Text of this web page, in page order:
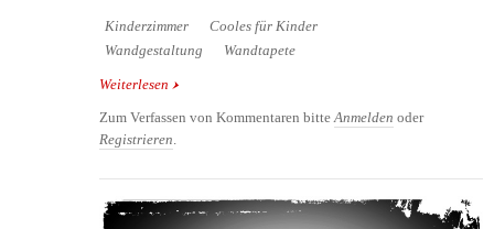
Kinderzimmer
Cooles für Kinder
Wandgestaltung
Wandtapete
Weiterlesen über Cooles für das Kinderzimmer
Zum Verfassen von Kommentaren bitte Anmelden oder
Registrieren